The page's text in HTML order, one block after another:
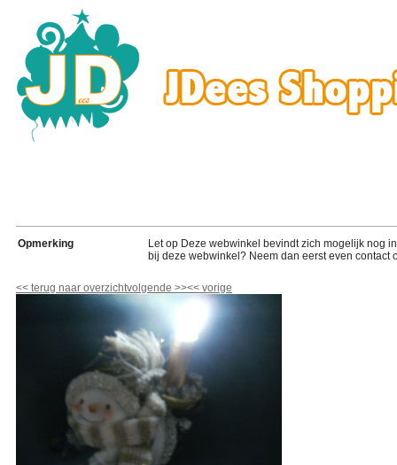
Opmerking
Let op Deze webwinkel bevindt zich mogelijk nog
bij deze webwinkel? Neem dan eerst even contact
<< terug naar overzichtvolgende >><< vorige